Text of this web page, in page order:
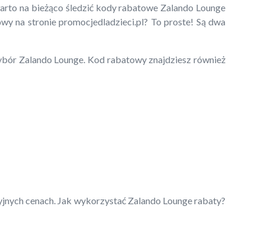
na bieżąco śledzić kody rabatowe Zalando Lounge
na stronie promocjedladzieci.pl? To proste! Są dwa
Zalando Lounge. Kod rabatowy znajdziesz również
cenach. Jak wykorzystać Zalando Lounge rabaty?